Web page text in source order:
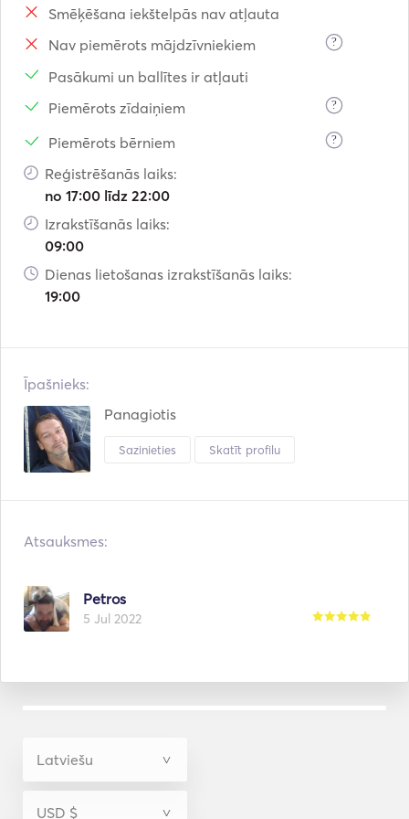
Not included in the price: Fuel, mooring, and cleaning.
Skipper's fee is paid directly at the base.
Smēķēšana iekštelpās nav atļauta
Nav piemērots mājdzīvniekiem
?
Pasākumi un ballītes ir atļauti
Piemērots zīdaiņiem
?
Piemērots bērniem ?
Reģistrēšanās laiks:
no 17:00 līdz 22:00
Izrakstīšanās laiks:
09:00
Dienas lietošanas izrakstīšanās laiks:
19:00
Īpašnieks:
Panagiotis
Sazinieties Skatīt profilu
Atsauksmes:
Petros
5 Jul 2022